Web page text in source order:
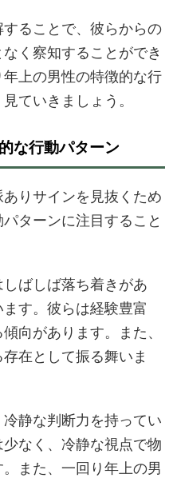
ることで、彼らからの
く察知することができ
上の男性の特徴的な行
ていきましょう。
な行動パターン
りサインを見抜くため
ターンに注目すること
ばしば落ち着きがあ
す。彼らは経験豊富
向があります。また、
在として振る舞いま
静な判断力を持ってい
なく、冷静な視点で物
また、一回り年上の男